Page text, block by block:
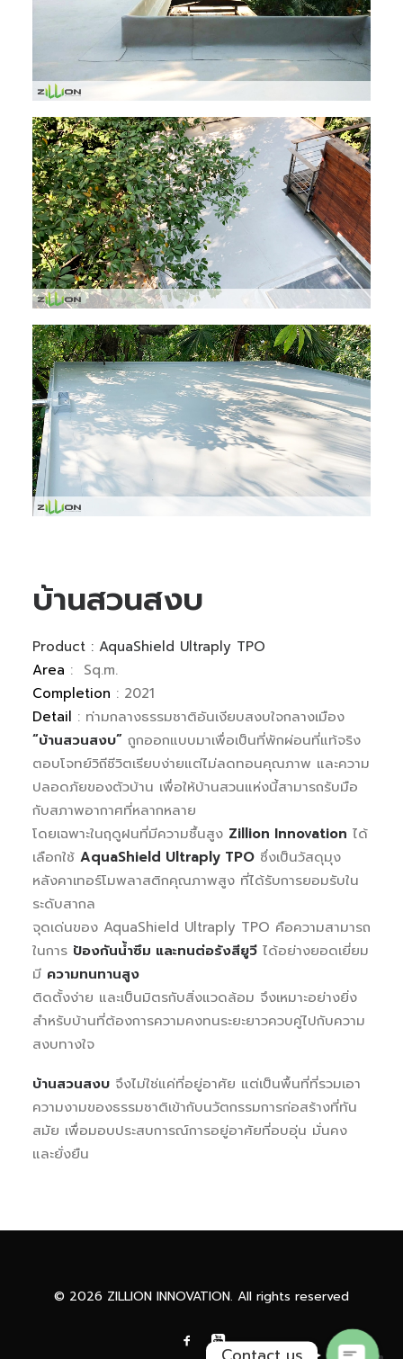
บ้านสวนสงบ
Product : AquaShield Ultraply TPO
Area : Sq.m.
Completion : 2021
Detail : ท่ามกลางธรรมชาติอันเงียบสงบใจกลางเมือง
“บ้านสวนสงบ” ถูกออกแบบมาเพื่อเป็นที่พักผ่อนที่แท้จริง
ตอบโจทย์วิถีชีวิตเรียบง่ายแต่ไม่ลดทอนคุณภาพ และความ
ปลอดภัยของตัวบ้าน เพื่อให้บ้านสวนแห่งนี้สามารถรับมือ
กับสภาพอากาศที่หลากหลาย
โดยเฉพาะในฤดูฝนที่มีความชื้นสูง Zillion Innovation ได้
เลือกใช้ AquaShield Ultraply TPO ซึ่งเป็นวัสดุมุง
หลังคาเทอร์โมพลาสติกคุณภาพสูง ที่ได้รับการยอมรับใน
ระดับสากล
จุดเด่นของ AquaShield Ultraply TPO คือความสามารถ
ในการ ป้องกันน้ำซึม และทนต่อรังสียูวี ได้อย่างยอดเยี่ยม
มี ความทนทานสูง
ติดตั้งง่าย และเป็นมิตรกับสิ่งแวดล้อม จึงเหมาะอย่างยิ่ง
สำหรับบ้านที่ต้องการความคงทนระยะยาวควบคู่ไปกับความ
สงบทางใจ
บ้านสวนสงบ จึงไม่ใช่แค่ที่อยู่อาศัย แต่เป็นพื้นที่ที่รวมเอา
ความงามของธรรมชาติเข้ากับนวัตกรรมการก่อสร้างที่ทัน
สมัย เพื่อมอบประสบการณ์การอยู่อาศัยที่อบอุ่น มั่นคง
และยั่งยืน
© 2026 ZILLION INNOVATION. All rights reserved